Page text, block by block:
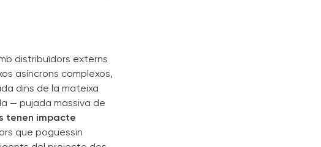
distribuïdors externs
asíncrons complexos,
dins de la mateixa
— pujada massiva de
tenen impacte
que poguessin